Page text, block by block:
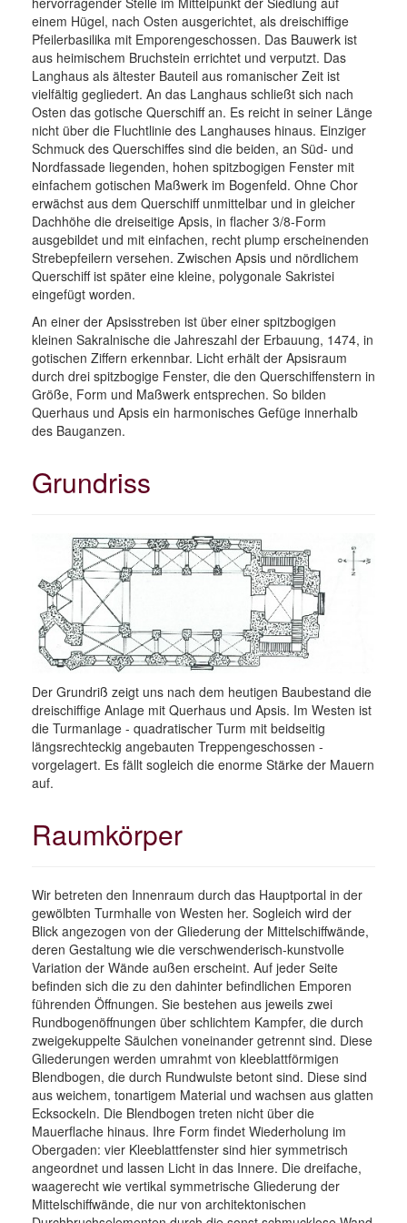
Links
Wegweiser
Feedback
Impressum
einem Hügel, nach Osten ausgerichtet, als dreischiffige
Pfeilerbasilika mit Emporengeschossen. Das Bauwerk ist
aus heimischem Bruchstein errichtet und verputzt. Das
Langhaus als ältester Bauteil aus romanischer Zeit ist
vielfältig gegliedert. An das Langhaus schließt sich nach
Osten das gotische Querschiff an. Es reicht in seiner Länge
nicht über die Fluchtlinie des Langhauses hinaus. Einziger
Schmuck des Querschiffes sind die beiden, an Süd- und
Nordfassade liegenden, hohen spitzbogigen Fenster mit
einfachem gotischen Maßwerk im Bogenfeld. Ohne Chor
erwächst aus dem Querschiff unmittelbar und in gleicher
Dachhöhe die dreiseitige Apsis, in flacher 3/8-Form
ausgebildet und mit einfachen, recht plump erscheinenden
Strebepfeilern versehen. Zwischen Apsis und nördlichem
Querschiff ist später eine kleine, polygonale Sakristei
eingefügt worden.
An einer der Apsisstreben ist über einer spitzbogigen
kleinen Sakralnische die Jahreszahl der Erbauung, 1474, in
gotischen Ziffern erkennbar. Licht erhält der Apsisraum
durch drei spitzbogige Fenster, die den Querschiffenstern in
Größe, Form und Maßwerk entsprechen. So bilden
Querhaus und Apsis ein harmonisches Gefüge innerhalb
des Bauganzen.
Grundriss
Der Grundriß zeigt uns nach dem heutigen Baubestand die
dreischiffige Anlage mit Querhaus und Apsis. Im Westen ist
die Turmanlage - quadratischer Turm mit beidseitig
längsrechteckig angebauten Treppengeschossen -
vorgelagert. Es fällt sogleich die enorme Stärke der Mauern
auf.
Raumkörper
Wir betreten den Innenraum durch das Hauptportal in der
gewölbten Turmhalle von Westen her. Sogleich wird der
Blick angezogen von der Gliederung der Mittelschiffwände,
deren Gestaltung wie die verschwenderisch-kunstvolle
Variation der Wände außen erscheint. Auf jeder Seite
befinden sich die zu den dahinter befindlichen Emporen
führenden Öffnungen. Sie bestehen aus jeweils zwei
Rundbogenöffnungen über schlichtem Kampfer, die durch
zweigekuppelte Säulchen voneinander getrennt sind. Diese
Gliederungen werden umrahmt von kleeblattförmigen
Blendbogen, die durch Rundwulste betont sind. Diese sind
aus weichem, tonartigem Material und wachsen aus glatten
Ecksockeln. Die Blendbogen treten nicht über die
Mauerflache hinaus. Ihre Form findet Wiederholung im
Obergaden: vier Kleeblattfenster sind hier symmetrisch
angeordnet und lassen Licht in das Innere. Die dreifache,
waagerecht wie vertikal symmetrische Gliederung der
Mittelschiffwände, die nur von architektonischen